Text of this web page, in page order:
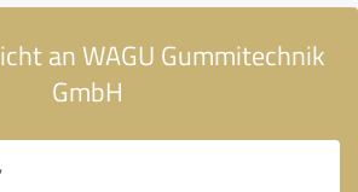
an WAGU Gummitechnik
GmbH